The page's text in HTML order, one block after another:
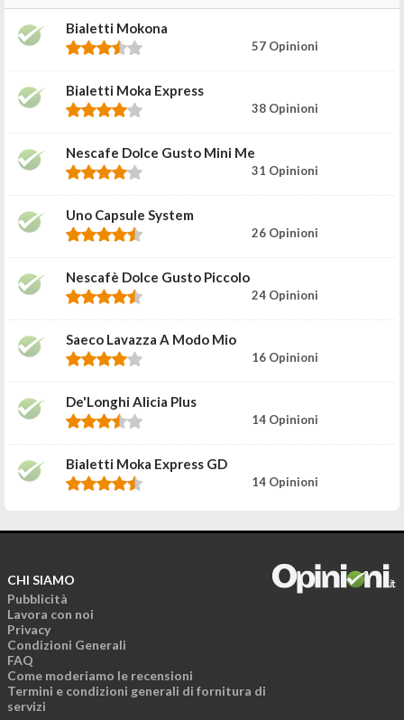
Bialetti Mokona
57 Opinioni
Bialetti Moka Express
38 Opinioni
Nescafe Dolce Gusto Mini Me
31 Opinioni
Uno Capsule System
26 Opinioni
Nescafè Dolce Gusto Piccolo
24 Opinioni
Saeco Lavazza A Modo Mio
16 Opinioni
De'Longhi Alicia Plus
14 Opinioni
Bialetti Moka Express GD
14 Opinioni
CHI SIAMO
Pubblicità
Lavora con noi
Privacy
Condizioni Generali
FAQ
Come moderiamo le recensioni
Termini e condizioni generali di fornitura di
servizi